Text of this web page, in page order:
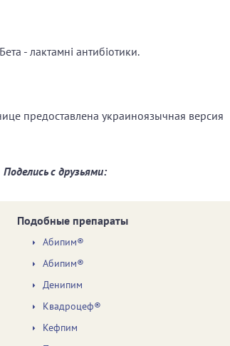
- лактамні антибіотики.
предоставлена украиноязычная версия
Поделись с друзьями:
Подобные препараты
Абипим®
Абипим®
Денипим
Квадроцеф®
Кефпим